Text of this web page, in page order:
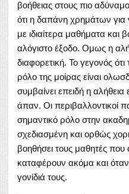
βοήθειας στους πιο
ότι η δαπάνη χρημάτων για
με ιδιαίτερα μαθήματα και
αλόγιστο έξοδο. Ομως η
διαφορετική. Το γεγονός ότι
ρόλο της μοίρας είναι
συμβαίνει επειδή η αλήθεια
άπαν. Οι περιβαλλοντικοί
σημαντικό ρόλο στην
σχεδιασμένη και ορθώς
βοηθήσει τους μαθητές που
καταφέρουν ακόμα και όταν
γονίδιά τους.